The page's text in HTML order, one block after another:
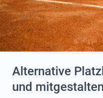
Alternative
und